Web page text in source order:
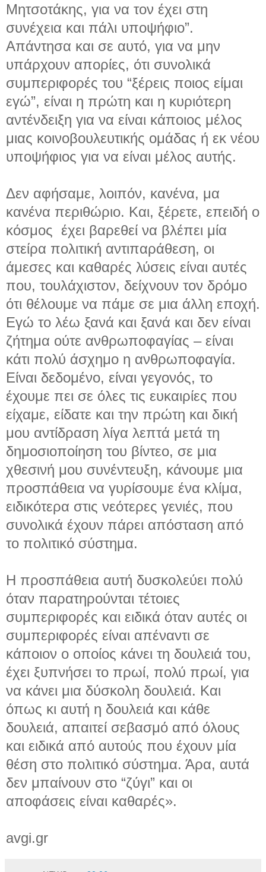
Μητσοτάκης, για να τον έχει στη
συνέχεια και πάλι υποψήφιο”.
Απάντησα και σε αυτό, για να μην
υπάρχουν απορίες, ότι συνολικά
συμπεριφορές του “ξέρεις ποιος είμαι
εγώ”, είναι η πρώτη και η κυριότερη
αντένδειξη για να είναι κάποιος μέλος
μιας κοινοβουλευτικής ομάδας ή εκ νέου
υποψήφιος για να είναι μέλος αυτής.
Δεν αφήσαμε, λοιπόν, κανένα, μα
κανένα περιθώριο. Και, ξέρετε, επειδή ο
κόσμος έχει βαρεθεί να βλέπει μία
στείρα πολιτική αντιπαράθεση, οι
άμεσες και καθαρές λύσεις είναι αυτές
που, τουλάχιστον, δείχνουν τον δρόμο
ότι θέλουμε να πάμε σε μια άλλη εποχή.
Εγώ το λέω ξανά και ξανά και δεν είναι
ζήτημα ούτε ανθρωποφαγίας – είναι
κάτι πολύ άσχημο η ανθρωποφαγία.
Είναι δεδομένο, είναι γεγονός, το
έχουμε πει σε όλες τις ευκαιρίες που
είχαμε, είδατε και την πρώτη και δική
μου αντίδραση λίγα λεπτά μετά τη
δημοσιοποίηση του βίντεο, σε μια
χθεσινή μου συνέντευξη, κάνουμε μια
προσπάθεια να γυρίσουμε ένα κλίμα,
ειδικότερα στις νεότερες γενιές, που
συνολικά έχουν πάρει απόσταση από
το πολιτικό σύστημα.
Η προσπάθεια αυτή δυσκολεύει πολύ
όταν παρατηρούνται τέτοιες
συμπεριφορές και ειδικά όταν αυτές οι
συμπεριφορές είναι απέναντι σε
κάποιον ο οποίος κάνει τη δουλειά του,
έχει ξυπνήσει το πρωί, πολύ πρωί, για
να κάνει μια δύσκολη δουλειά. Και
όπως κι αυτή η δουλειά και κάθε
δουλειά, απαιτεί σεβασμό από όλους
και ειδικά από αυτούς που έχουν μία
θέση στο πολιτικό σύστημα. Άρα, αυτά
δεν μπαίνουν στο “ζύγι” και οι
αποφάσεις είναι καθαρές».
avgi.gr